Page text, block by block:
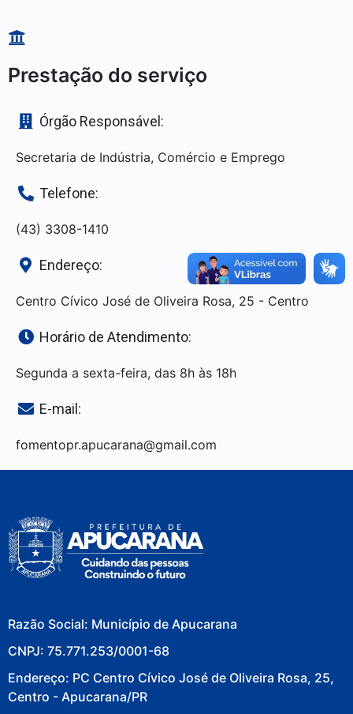
Prestação do serviço
Órgão Responsável:
Secretaria de Indústria, Comércio e Emprego
Telefone:
(43) 3308-1410
Endereço:
Centro Cívico José de Oliveira Rosa, 25 - Centro
Horário de Atendimento:
Segunda a sexta-feira, das 8h às 18h
E-mail:
fomentopr.apucarana@gmail.com
Razão Social: Município de Apucarana
CNPJ: 75.771.253/0001-68
Endereço: PC Centro Cívico José de Oliveira Rosa, 25,
Centro - Apucarana/PR